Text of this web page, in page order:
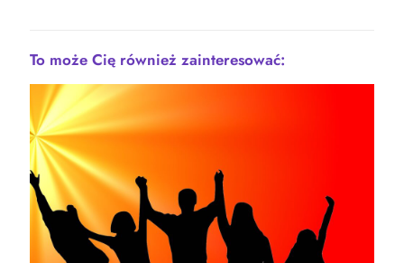
To może Cię również zainteresować: